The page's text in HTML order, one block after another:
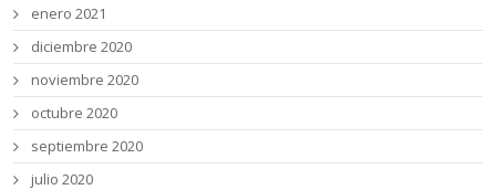
enero 2021
diciembre 2020
noviembre 2020
octubre 2020
septiembre 2020
julio 2020